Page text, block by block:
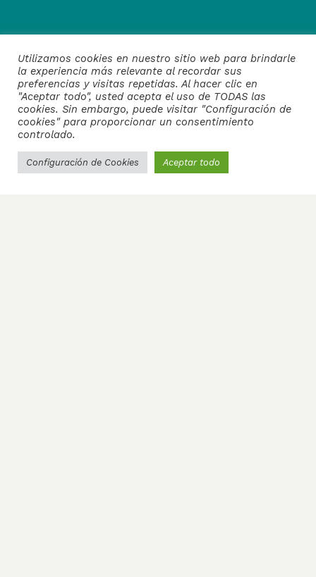
Utilizamos cookies en nuestro sitio web para brindarle
la experiencia más relevante al recordar sus
preferencias y visitas repetidas. Al hacer clic en
"Aceptar todo", usted acepta el uso de TODAS las
cookies. Sin embargo, puede visitar "Configuración de
cookies" para proporcionar un consentimiento
controlado.
Configuración de Cookies Aceptar todo